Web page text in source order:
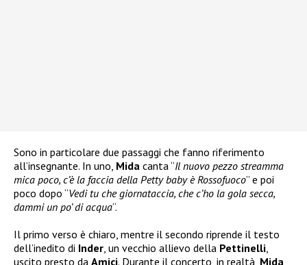
Sono in particolare due passaggi che fanno riferimento
all’insegnante. In uno, Mida canta “Il nuovo pezzo streamma
mica poco, c’è la faccia della Petty baby è Rossofuoco” e poi
poco dopo “Vedi tu che giornataccia, che c’ho la gola secca,
dammi un po’ di acqua“.
Il primo verso è chiaro, mentre il secondo riprende il testo
dell’inedito di Inder , un vecchio allievo della Pettinelli
uscito presto da Amici. Durante il concerto, in realtà, Mida